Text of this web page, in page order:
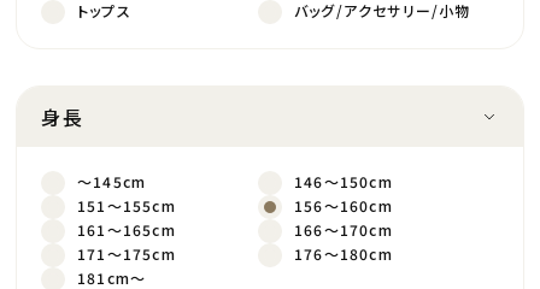
トップス
バッグ/アクセサリー/小物
身長
～145cm
146～150cm
151～155cm
156～160cm
161～165cm
166～170cm
171～175cm
176～180cm
181cm～